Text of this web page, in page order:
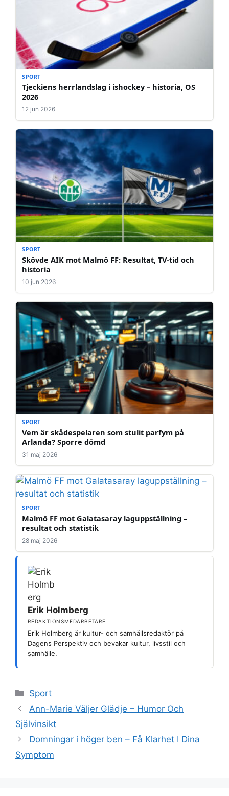
SPORT
Tjeckiens herrlandslag i ishockey – historia, OS
2026
12 jun 2026
SPORT
Skövde AIK mot Malmö FF: Resultat, TV-tid och
historia
10 jun 2026
SPORT
Vem är skådespelaren som stulit parfym på
Arlanda? Sporre dömd
31 maj 2026
SPORT
Malmö FF mot Galatasaray laguppställning –
resultat och statistik
28 maj 2026
Erik Holmberg
REDAKTIONSMEDARBETARE
Erik Holmberg är kultur- och samhällsredaktör på
Dagens Perspektiv och bevakar kultur, livsstil och
samhälle.
Kategorier
Sport
Ann-Marie Väljer Glädje – Humor Och
Självinsikt
Domningar i höger ben – Få Klarhet I Dina
Symptom